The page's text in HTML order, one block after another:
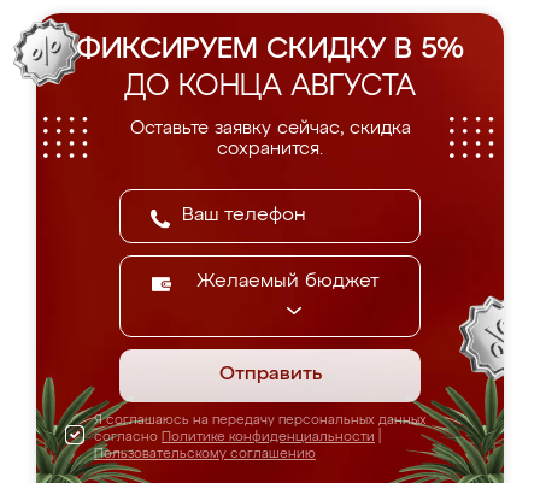
ФИКСИРУЕМ СКИДКУ В 5%
ДО КОНЦА АВГУСТА
Оставьте заявку сейчас, скидка
сохранится.
Желаемый бюджет
Отправить
Я соглашаюсь на передачу персональных данных
согласно Политике конфиденциальности
Пользовательскому соглашению